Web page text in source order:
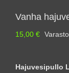
Vanha
15,00 €
Hajuvesipullo